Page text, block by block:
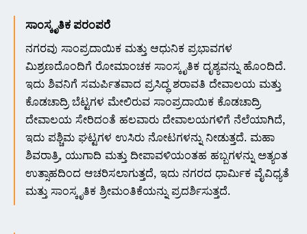
ಸಾಂಸ್ಕೃತಿಕ ಪರಂಪರೆ
ನಗರವು ಸಾಂಪ್ರದಾಯಿಕ ಮತ್ತು ಆಧುನಿಕ ಪ್ರಭಾವಗಳ
ಮಿಶ್ರಣದೊಂದಿಗೆ ರೋಮಾಂಚಕ ಸಾಂಸ್ಕೃತಿಕ ದೃಶ್ಯವನ್ನು ಹೊಂದಿದೆ.
ಇದು ಶಿವನಿಗೆ ಸಮರ್ಪಿತವಾದ ಪ್ರಸಿದ್ಧ ಶರಾವತಿ ದೇವಾಲಯ ಮತ್ತು
ಕೊಡಚಾದ್ರಿ ಬೆಟ್ಟಗಳ ಮೇಲಿರುವ ಸಾಂಪ್ರದಾಯಿಕ ಕೊಡಚಾದ್ರಿ
ದೇವಾಲಯ ಸೇರಿದಂತೆ ಹಲವಾರು ದೇವಾಲಯಗಳಿಗೆ ನೆಲೆಯಾಗಿದೆ,
ಇದು ಪಶ್ಚಿಮ ಘಟ್ಟಗಳ ಉಸಿರು ನೋಟಗಳನ್ನು ನೀಡುತ್ತದೆ. ಮಹಾ
ಶಿವರಾತ್ರಿ, ಯುಗಾದಿ ಮತ್ತು ದೀಪಾವಳಿಯಂತಹ ಹಬ್ಬಗಳನ್ನು ಅತ್ಯಂತ
ಉತ್ಸಾಹದಿಂದ ಆಚರಿಸಲಾಗುತ್ತದೆ, ಇದು ನಗರದ ಧಾರ್ಮಿಕ ವೈವಿಧ್ಯತೆ
ಮತ್ತು ಸಾಂಸ್ಕೃತಿಕ ಶ್ರೀಮಂತಿಕೆಯನ್ನು ಪ್ರದರ್ಶಿಸುತ್ತದೆ.